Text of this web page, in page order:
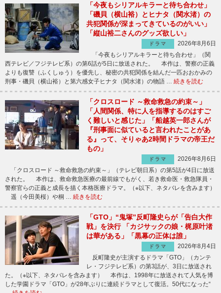
「今夜もシリアルキラーと待ち合わせ」
「磯貝（横山裕）とヒナタ（関水渚）の
共犯関係が深まってきているのがいい」
「縦山裕二さんのグッズ欲しい」
ドラマ
2026年8月6日
「今夜もシリアルキラーと待ち合わせ」（関
西テレビ／フジテレビ系）の第6話が5日に放送された。 本作は、警察の正義
よりも復讐（ふくしゅう）を優先し、秘密の共犯関係を結んだ一匹おおかみの
刑事・磯貝（横山裕）と第六感女子ヒナタ（関水渚）の物語 … 続きを読む
「クロスロード ～救命救急の約束～」
「人間関係、特に人を指導するのはすご
く難しいと感じた」「船越英一郎さんが
『刑事面に似ていると言われたことがあ
る』って、そりゃあ2時間ドラマの帝王だ
もの」
ドラマ
2026年8月6日
「クロスロード ～救命救急の約束～」（テレビ朝日系）の第5話が4日に放送
された。 本作は、救命救急医療の最前線でもがく、若き救命医・救急隊員・
警察官らの正義と成長を描く本格医療ドラマ。（※以下、ネタバレを含みます）
遥（今田美桜）や桐 … 続きを読む
「GTO」“鬼塚”反町隆史らが「告白大作
戦」を決行 「カジサックの娘・梶原叶渚
は華がある」「黒幕の正体は誰」
ドラマ
2026年8月4日
反町隆史が主演するドラマ「GTO」（カンテ
レ・フジテレビ系）の第3話が、3日に放送され
た。（※以下、ネタバレを含みます） 本作は、1998年に放送されて人気を博
した学園ドラマ「GTO」が28年ぶりに連続ドラマとして復活。50代になった“